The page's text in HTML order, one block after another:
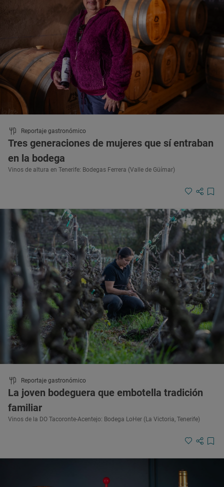
Reportaje gastronómico
Tres generaciones de mujeres que sí entraban
en la bodega
Vinos de altura en Tenerife: Bodegas Ferrera (Valle de Güímar)
Reportaje gastronómico
La joven bodeguera que embotella tradición
familiar
Vinos de la DO Tacoronte-Acentejo: Bodega LoHer (La Victoria, Tenerife)